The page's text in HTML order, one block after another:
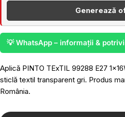
Generează
💡 WhatsApp – informații &
Aplică PINTO TExTIL 99288 E27
sticlă textil transparent gri. Produs
România.